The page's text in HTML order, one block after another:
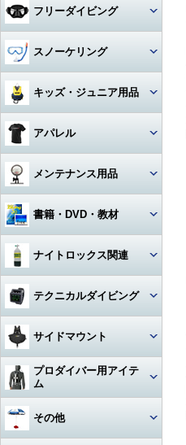
レギンス
ボートコート
レギュレターバッグ
フィンバッグ
スーツバッグ
その他
バッグアクセサリー・パーツ・
その他
他
コイルランヤード
カラビナ・フック
カレントフック
その他
ストラップ
ホース・ゲージ・オクトパスホ
ルダー
スレート
指示棒
ベル・シェーカー
マスク曇り止め
トランシーバー・水中通話装置
ハンガー
時計（ダイバーウォッチ）
ログブック
リール
フロート
ロープ
日焼け止め・クラゲ除け
ハロゲン・その他
ライトアクセサリー・パーツ
ベルトタイプ
ベストタイプ
アンクルウェイト
ソフトウェイト
ウェイトベルトアクセサリー・
その他
フロート・シグナルブイ
ケミカルライト・スティックラ
ライフジャケット
アクセサリー・その他
フリーダイビング
マスク
スノーケル
フリーダイビングコンピュータ
ー
アクセサリー・その他
スノーケリング
セット
マスク・スノーケル
フィン・ブーツ・グローブ
アクセサリー・その他
キッズ・ジュニア用品
ウェット・ウェア・ラッシュ
その他・アクセサリー
アパレル
Tシャツ
パーカー
ジャケット
パンツ
帽子
水着
サングラス
タオル
サンダル
メンテナンス用品
グリス・オイル
Oリング
ボンド
エアーガン
工具
ホース‐レギュレター
ホース‐BC
書籍・DVD・教材
図鑑
教材
その他
ナイトロックス関連
レギュレター
ゲージ
タンク
アクセサリー・その他
テクニカルダイビング
BC（プラダー・ウィング）
ダイブコンピューター
フィン
タンク関連
サイドマウント
レギュレター
アクセサリー・その他
プロダイバー用アイテ
ム
マスク・フィン
その他